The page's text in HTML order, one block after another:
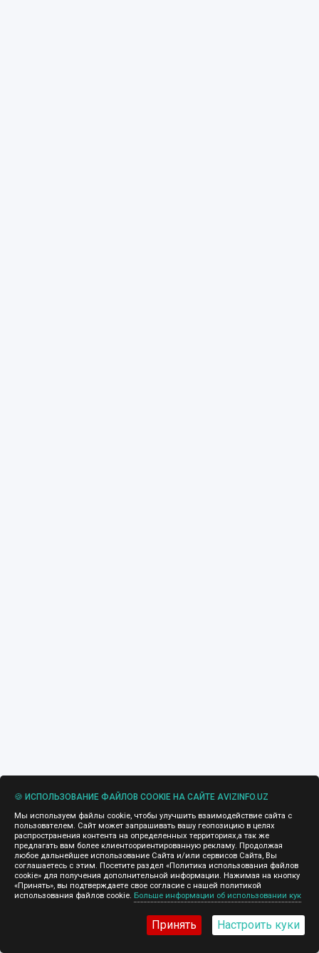
🍪 ИСПОЛЬЗОВАНИЕ ФАЙЛОВ COOKIE НА САЙТЕ AVIZINFO.UZ
Мы используем файлы cookie, чтобы улучшить взаимодействие сайта с
пользователем. Сайт может запрашивать вашу геопозицию в целях
распространения контента на определенных территориях,а так же
предлагать вам более клиентоориентированную рекламу. Продолжая
любое дальнейшее использование Сайта и/или сервисов Сайта, Вы
соглашаетесь с этим. Посетите раздел «Политика использования файлов
cookie» для получения дополнительной информации. Нажимая на кнопку
«Принять», вы подтверждаете свое согласие с нашей политикой
использования файлов cookie. Больше информации об использовании кук
Принять Настроить куки